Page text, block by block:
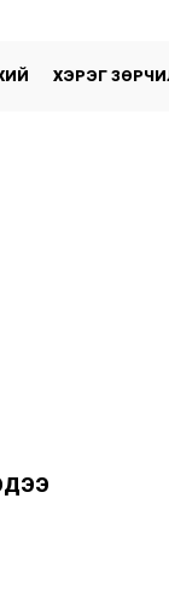
ХЭРЭГ